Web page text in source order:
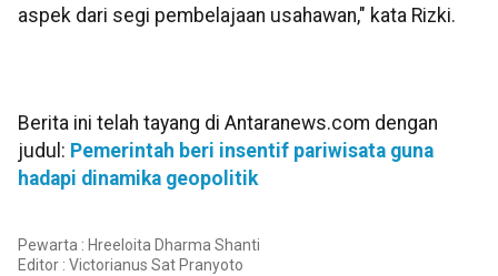
aspek dari segi pembelajaan usahawan," kata Rizki.
Berita ini telah tayang di Antaranews.com dengan
judul: Pemerintah beri insentif pariwisata guna
hadapi dinamika geopolitik
Pewarta : Hreeloita Dharma Shanti
Editor : Victorianus Sat Pranyoto